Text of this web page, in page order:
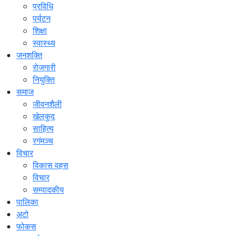
प्रविधि
पर्यटन
शिक्षा
स्वास्थ्य
जनशक्ति
रोजगारी
नियुक्ति
समाज
जीवनशैली
खेलकुद
साहित्य
रगंमञ्च
विचार
विकास वहस
विचार
सम्पादकीय
पालिका
अटो
फोकस